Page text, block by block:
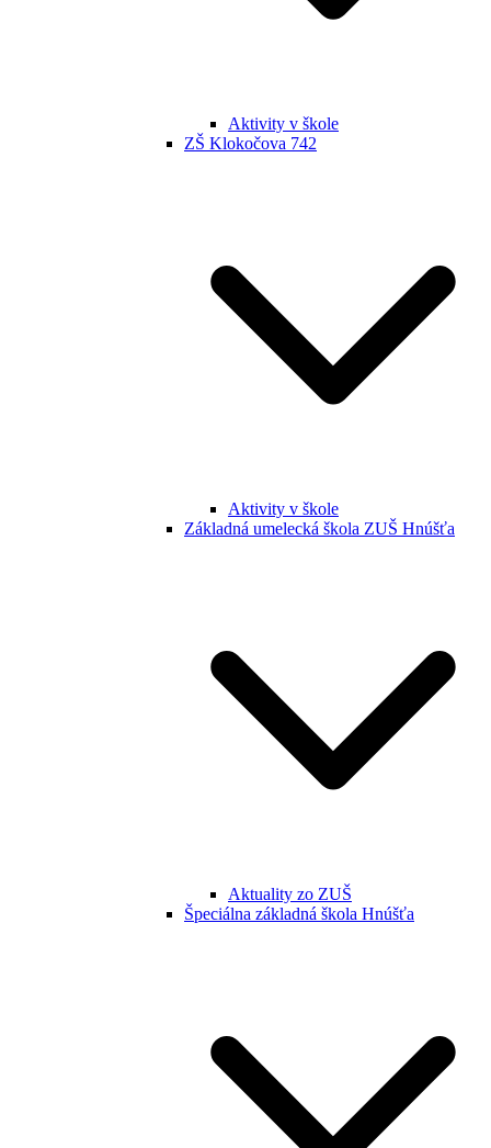
Aktivity v škole
ZŠ Klokočova 742
Aktivity v škole
Základná umelecká škola ZUŠ Hnúšťa
Aktuality zo ZUŠ
Špeciálna základná škola Hnúšťa